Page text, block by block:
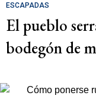
ESCAPADAS
El pueblo
bodegón de